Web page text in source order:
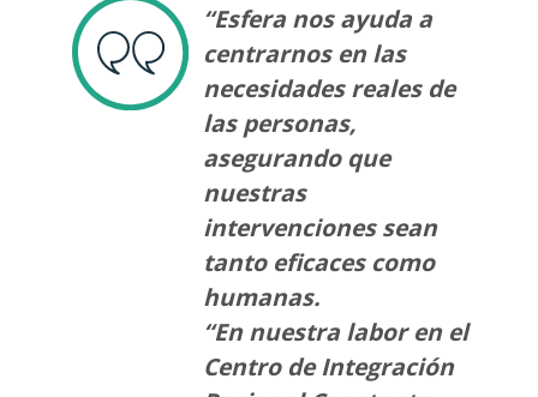
“Esfera nos ayuda a
centrarnos en las
necesidades reales de
las personas,
asegurando que
nuestras
intervenciones sean
tanto eficaces como
humanas.
“En nuestra labor en el
Centro de Integración